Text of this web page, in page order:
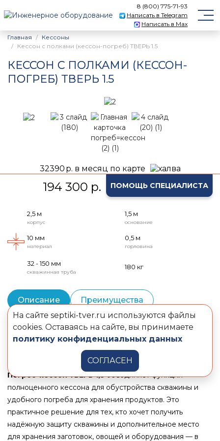
8 (800) 775-71-93
Написать в Telegram
Написать в Max
Главная
Кессоны
Кессон с полками (кессон-погреб) ТВЕРЬ 1.5
КЕССОН С ПОЛКАМИ (КЕССОН-
ПОГРЕБ) ТВЕРЬ 1.5
32390 р. в месяц по карте
194 300 р. ПОМОЩЬ СПЕЦИАЛИСТА
2,5 м
корпус
1,5 м
основание
10 мм
материал
0,5 м
горловина
32 - 150 мм
скважинная труба
180 кг
Описание Преимущества
Монтаж погреба-кессона
Конструкция и материалы Документы
Погреб-кессон ТВЕРЬ 1,5объединяет функции
полноценного кессона для обустройства скважины и
удобного погреба для хранения продуктов. Это
практичное решение для тех, кто хочет получить
надёжную защиту скважины и дополнительное место
для хранения заготовок, овощей и оборудования — в
На сайте septiki-tver.ru используются файлы
cookies. Оставаясь на сайте, вы принимаете
политику конфиденциальных данных
СОГЛАСЕН